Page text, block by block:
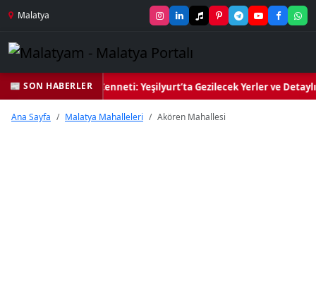
Malatya
📰 SON HABERLER
Yeşil Kalbi ve Kültür Cenneti: Yeşilyurt’ta Gezilecek Yerler ve
Ana Sayfa Malatya Mahalleleri Akören Mahallesi